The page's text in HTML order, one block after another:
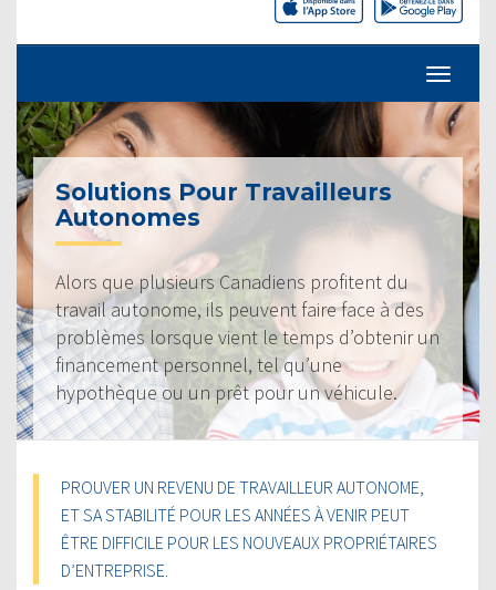
Solutions Pour Travailleurs
Autonomes
Alors que plusieurs Canadiens profitent du
travail autonome, ils peuvent faire face à des
problèmes lorsque vient le temps d’obtenir un
financement personnel, tel qu’une
hypothèque ou un prêt pour un véhicule.
PROUVER UN REVENU DE TRAVAILLEUR AUTONOME,
ET SA STABILITÉ POUR LES ANNÉES À VENIR PEUT
ÊTRE DIFFICILE POUR LES NOUVEAUX PROPRIÉTAIRES
D’ENTREPRISE.